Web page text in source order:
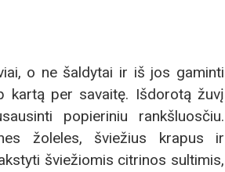
o ne šaldytai ir iš jos gaminti
kartą per savaitę. Išdorotą žuvį
popieriniu rankšluosčiu.
žoleles, šviežius krapus ir
šviežiomis citrinos sultimis,